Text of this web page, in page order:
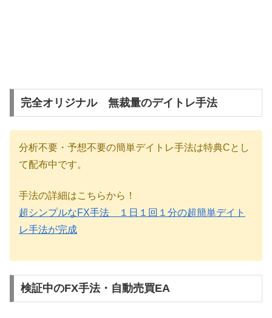
完全オリジナル 無裁量のデイトレ手法
分析不要・予想不要の簡単デイトレ手法は特典Cとし
て配布中です。
手法の詳細はこちらから！
超シンプルなFX手法 １日１回１分の超簡単デイト
レ手法が完成
検証中のFX手法・自動売買EA